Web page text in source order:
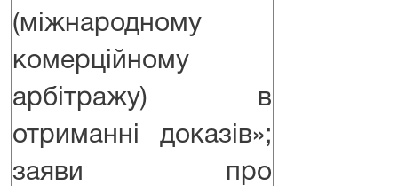
(міжнародному
комерційному
арбітражу) в
отриманні доказів»;
заяви про